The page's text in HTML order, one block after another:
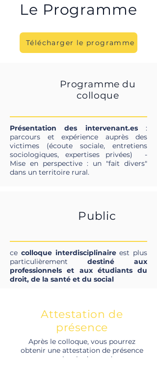
Le Programme
Télécharger le programme
Programme du
colloque
Présentation des intervenant.es:
parcours et expérience auprès des
victimes (écoute sociale, entretiens
sociologiques, expertises privées) -
Mise en perspective : un "fait divers"
dans un territoire rural.
Public
ce colloque interdisciplinaireest plus
particulièrement destiné aux
professionnels et aux étudiants du
droit, de la santé et du social
Attestation de
présence
Après le colloque, vous pourrez
obtenir une attestation de présence
sur simple demande.